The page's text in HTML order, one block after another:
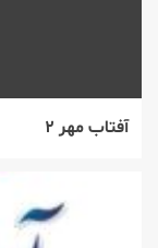
آفتاب مهر ۲